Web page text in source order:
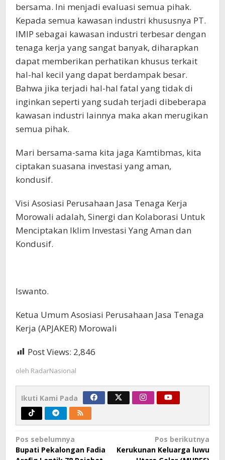
bersama. Ini menjadi evaluasi semua pihak.
Kepada semua kawasan industri khususnya PT.
IMIP sebagai kawasan industri terbesar dengan
tenaga kerja yang sangat banyak, diharapkan
dapat memberikan perhatikan khusus terkait
hal-hal kecil yang dapat berdampak besar.
Bahwa jika terjadi hal-hal fatal yang tidak di
inginkan seperti yang sudah terjadi dibeberapa
kawasan industri lainnya maka akan merugikan
semua pihak.
Mari bersama-sama kita jaga Kamtibmas, kita
ciptakan suasana investasi yang aman,
kondusif.
Visi Asosiasi Perusahaan Jasa Tenaga Kerja
Morowali adalah, Sinergi dan Kolaborasi Untuk
Menciptakan Iklim Investasi Yang Aman dan
Kondusif.
Iswanto.
Ketua Umum Asosiasi Perusahaan Jasa Tenaga
Kerja (APJAKER) Morowali
Post Views: 2,846
oleh RadarNasional
Ikuti Kami Pada
Navigasi
pos
Pos sebelumnya
Bupati Pekalongan Fadia
Pos berikutnya
Kerukunan Keluarga luwu